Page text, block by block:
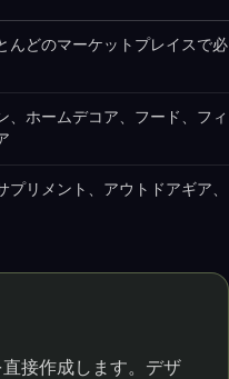
んどのマーケットプレイスで必
、ホームデコア、フード、フィ
プリメント、アウトドアギア、
接作成します。デザ